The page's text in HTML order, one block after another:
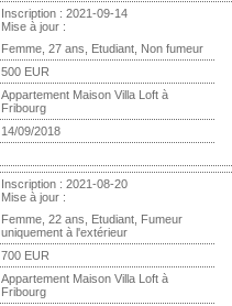
Inscription : 2021-09-14
Mise à jour :
Femme, 27 ans, Etudiant, Non fumeur
500 EUR
Appartement Maison Villa Loft à
Fribourg
14/09/2018
Inscription : 2021-08-20
Mise à jour :
Femme, 22 ans, Etudiant, Fumeur
uniquement à l'extérieur
700 EUR
Appartement Maison Villa Loft à
Fribourg